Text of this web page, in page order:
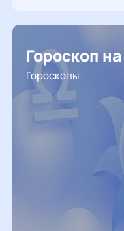
Гороскоп
Гороскопы